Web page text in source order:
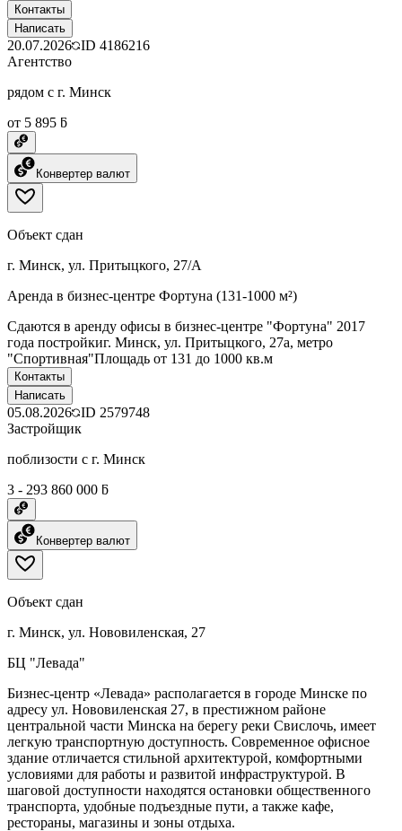
Контакты
Написать
20.07.2026 ID 4186216
Агентство
рядом с г. Минск
от 5 895 ƃ
Конвертер валют
Объект сдан
г. Минск, ул. Притыцкого, 27/А
Аренда в бизнес-центре Фортуна (131-1000 м²)
Сдаются в аренду офисы в бизнес-центре "Фортуна" 2017
года постройкиг. Минск, ул. Притыцкого, 27а, метро
"Спортивная"Площадь от 131 до 1000 кв.м
Контакты
Написать
05.08.2026 ID 2579748
Застройщик
поблизости с г. Минск
3 - 293 860 000 ƃ
Конвертер валют
Объект сдан
г. Минск, ул. Нововиленская, 27
БЦ "Левада"
Бизнес-центр «Левада» располагается в городе Минске по
адресу ул. Нововиленская 27, в престижном районе
центральной части Минска на берегу реки Свислочь, имеет
легкую транспортную доступность. Современное офисное
здание отличается стильной архитектурой, комфортными
условиями для работы и развитой инфраструктурой. В
шаговой доступности находятся остановки общественного
транспорта, удобные подъездные пути, а также кафе,
рестораны, магазины и зоны отдыха.